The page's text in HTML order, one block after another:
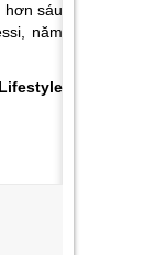
hơn sáu
năm